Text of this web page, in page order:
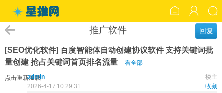
回复
推广软件
[SEO优化软件] 百度智能体自动创建协议软件 支持关键词批
量创建 抢占关键词首页排名流量
看全部
点击重新加载 楼主
admin
收藏
2026-4-17 10:29:31